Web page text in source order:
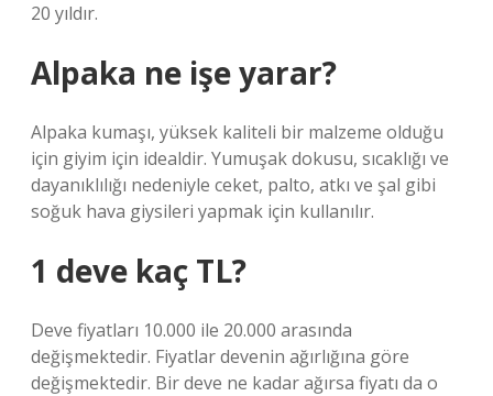
20 yıldır.
Alpaka ne işe yarar?
Alpaka kumaşı, yüksek kaliteli bir malzeme olduğu
için giyim için idealdir. Yumuşak dokusu, sıcaklığı ve
dayanıklılığı nedeniyle ceket, palto, atkı ve şal gibi
soğuk hava giysileri yapmak için kullanılır.
1 deve kaç TL?
Deve fiyatları 10.000 ile 20.000 arasında
değişmektedir. Fiyatlar devenin ağırlığına göre
değişmektedir. Bir deve ne kadar ağırsa fiyatı da o